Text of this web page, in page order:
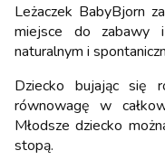
Leżaczek BabyBjorn
miejsce do zabawy
naturalnym i
Dziecko bujając się
równowagę w
Młodsze dziecko
stopą.